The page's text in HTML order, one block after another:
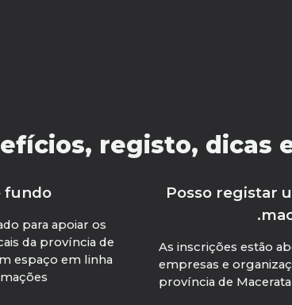
registo, dicas
fundo
para apoiar os
da província de
espaço em linha
Posso registar
As inscrições estão
empresas e
província de